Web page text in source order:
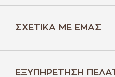
ΣΧΕΤΙΚΆ ΜΕ ΕΜΆΣ
ΕΞΥΠΗΡΈΤΗΣΗ